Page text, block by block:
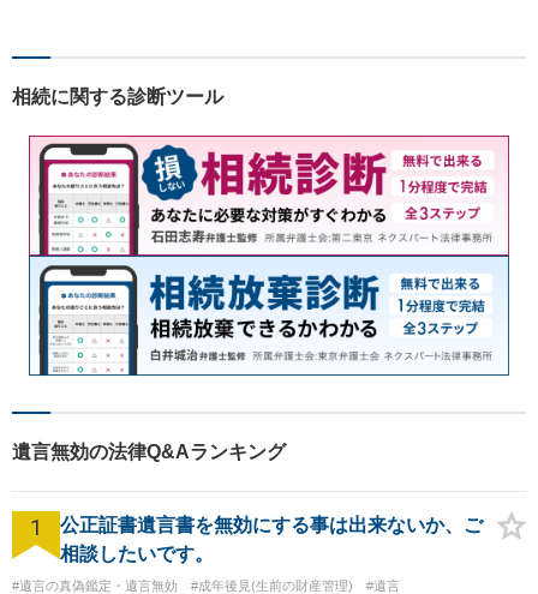
徒歩５分】の法律事務所リン
経験１０年以上】になりま
す。
相続に関する診断ツール
遺言無効の法律Q&Aランキング
1
公正証書遺言書を無効にする事は出来ないか、ご
相談したいです。
#遺言の真偽鑑定・遺言無効 #成年後見(生前の財産管理)
#遺言